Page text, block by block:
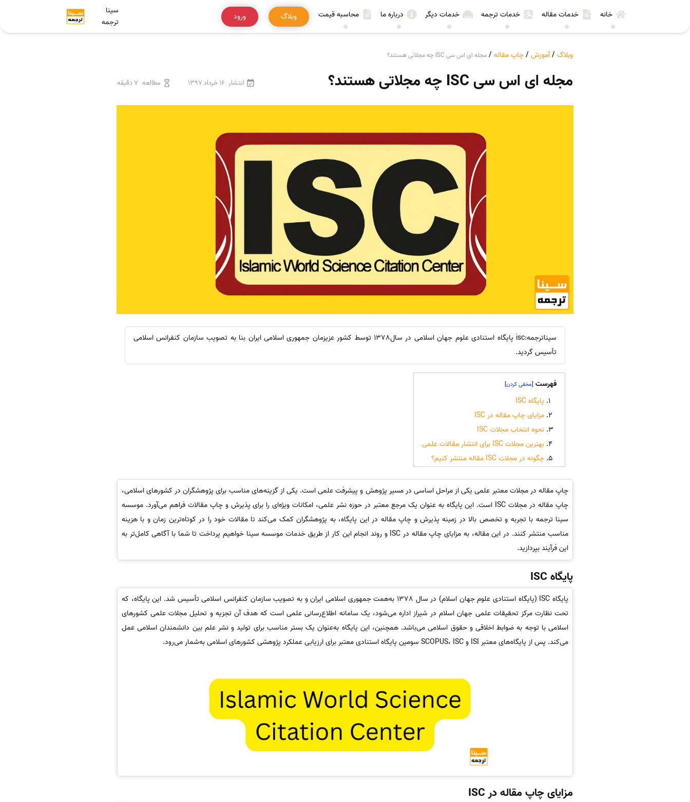
خانه خدمات مقاله خدمات ترجمه خدمات دیگر درباره ما محاسبه قیمت وبلاگ ورود
سینا
ترجمه
وبلاگ /آموزش /چاپ مقاله / مجله ای اس سی ISC چه مجلاتی هستند؟
مجله ای اس سی ISC چه مجلاتی هستند؟ انتشار 16 خرداد 1397 مطالعه 7 دقیقه
سیناترجمه:isc پایگاه استنادی علوم جهان اسلامی در سال1378 توسط کشور عزیزمان جمهوری اسلامی ایران بنا به تصویب سازمان کنفرانس اسلامی
تأسیس گردید.
فهرست [
]
پایگاه ISC
مزایای چاپ مقاله در ISC
نحوه انتخاب مجلات ISC
بهترین مجلات ISC برای انتشار مقالات علمی
چگونه در مجلات ISC مقاله منتشر کنیم؟
چاپ مقاله در مجلات معتبر علمی یکی از مراحل اساسی در مسیر پژوهش و پیشرفت علمی است. یکی از گزینه‌های مناسب برای پژوهشگران در کشورهای اسلامی،
چاپ مقاله در مجلات ISC است. این پایگاه به عنوان یک مرجع معتبر در حوزه نشر علمی، امکانات ویژه‌ای را برای پذیرش و چاپ مقالات فراهم می‌آورد. موسسه
سینا ترجمه با تجربه و تخصص بالا در زمینه پذیرش و چاپ مقاله در این پایگاه، به پژوهشگران کمک می‌کند تا مقالات خود را در کوتاه‌ترین زمان و با هزینه
مناسب منتشر کنند. در این مقاله، به مزایای چاپ مقاله در ISC و روند انجام این کار از طریق خدمات موسسه سینا خواهیم پرداخت تا شما با آگاهی کامل‌تر به
این فرآیند بپردازید.
پایگاه ISC
پایگاه ISC (پایگاه استنادی علوم جهان اسلام) در سال 1378 به‌همت جمهوری اسلامی ایران و به تصویب سازمان کنفرانس اسلامی تأسیس شد. این پایگاه، که
تحت نظارت مرکز تحقیقات علمی جهان اسلام در شیراز اداره می‌شود، یک سامانه اطلاع‌رسانی علمی است که هدف آن تجزیه و تحلیل مجلات علمی کشورهای
اسلامی با توجه به ضوابط اخلاقی و حقوق اسلامی می‌باشد. همچنین، این پایگاه به‌عنوان یک بستر مناسب برای تولید و نشر علم بین دانشمندان اسلامی عمل
می‌کند. پس از پایگاه‌های معتبر ISI و SCOPUS، ISC سومین پایگاه استنادی معتبر برای ارزیابی عملکرد پژوهشی کشورهای اسلامی به‌شمار می‌رود.
مزایای چاپ مقاله در ISC